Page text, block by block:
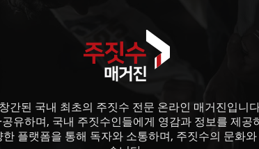
간된 국내 최초의 주짓수 전문 온라인 매거진입니
유하며, 국내 주짓수인들에게 영감과 정보를 제
플랫폼을 통해 독자와 소통하며, 주짓수의 문화